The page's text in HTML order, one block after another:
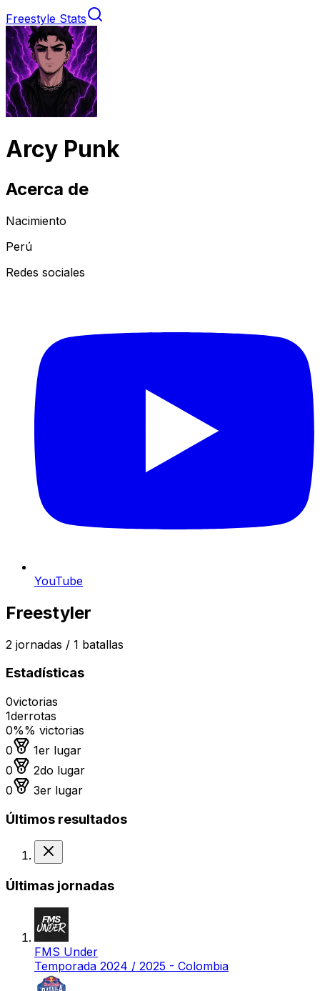
Freestyle Stats
Arcy Punk
Acerca de
Nacimiento
Perú
Redes sociales
YouTube
Freestyler
2 jornadas / 1 batallas
Estadísticas
0victorias
1derrotas
0%% victorias
0
Medalla de oro
1er lugar
0
Medalla de plata
2do lugar
0
Medalla de bronce
3er lugar
Últimos resultados
Últimas jornadas
FMS Under
Temporada 2024 / 2025 - Colombia